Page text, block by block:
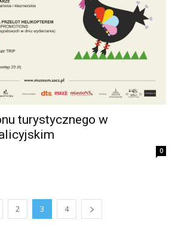
turystycznego w
0
2 3 4